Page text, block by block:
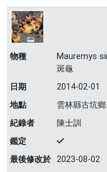
物種
Mauremys
斑龜
日期
2014-02-01
地點
雲林縣古坑鄉
紀錄者
陳士訓
鑑定
最後修改於 2023-08-02